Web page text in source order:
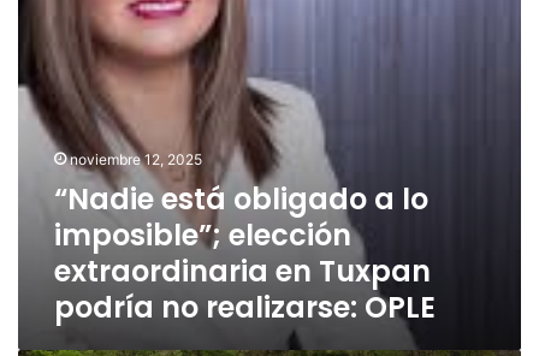
podría
no
realizarse:
OPLE
noviembre 12, 2025
“Nadie está obligado a lo
imposible”; elección
extraordinaria en Tuxpan
podría no realizarse: OPLE